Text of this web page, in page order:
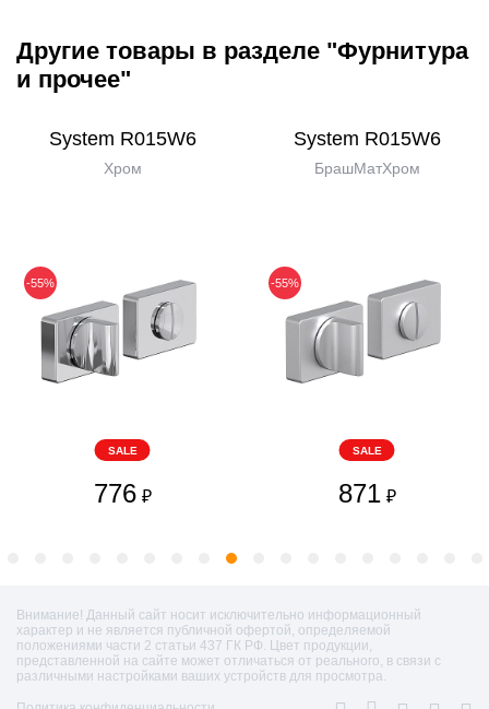
Другие товары в разделе "Фурнитура
и прочее"
System R015W6
Хром
-55%
SALE
776 ₽
System R015W6
БрашМатХром
-55%
SALE
871 ₽
Внимание! Данный сайт носит исключительно информационный
характер и не является публичной офертой, определяемой
положениями части 2 статьи 437 ГК РФ. Цвет продукции,
представленной на сайте может отличаться от реального, в связи с
различными настройками ваших устройств для просмотра.